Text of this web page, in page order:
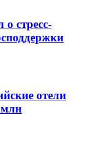
о стресс-
отели
млн